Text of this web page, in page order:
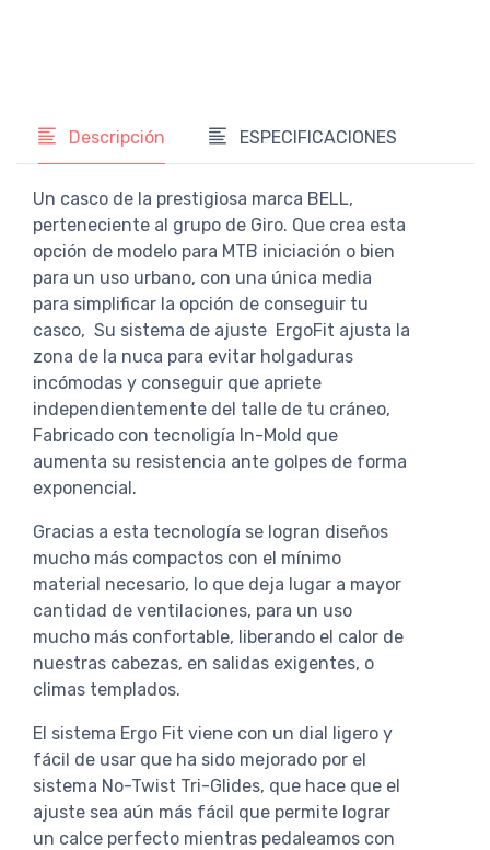
Descripción ESPECIFICACIONES
Un casco de la prestigiosa marca BELL,
perteneciente al grupo de Giro. Que crea esta
opción de modelo para MTB iniciación o bien
para un uso urbano, con una única media
para simplificar la opción de conseguir tu
casco, Su sistema de ajuste ErgoFit ajusta la
zona de la nuca para evitar holgaduras
incómodas y conseguir que apriete
independientemente del talle de tu cráneo,
Fabricado con tecnoligía In-Mold que
aumenta su resistencia ante golpes de forma
exponencial.
Gracias a esta tecnología se logran diseños
mucho más compactos con el mínimo
material necesario, lo que deja lugar a mayor
cantidad de ventilaciones, para un uso
mucho más confortable, liberando el calor de
nuestras cabezas, en salidas exigentes, o
climas templados.
El sistema Ergo Fit viene con un dial ligero y
fácil de usar que ha sido mejorado por el
sistema No-Twist Tri-Glides, que hace que el
ajuste sea aún más fácil que permite lograr
un calce perfecto mientras pedaleamos con